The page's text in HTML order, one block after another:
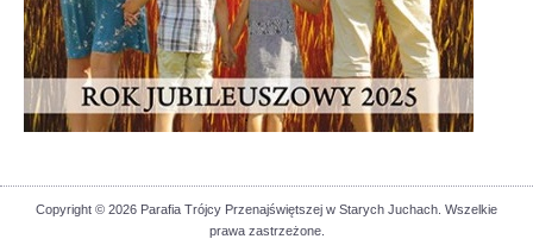
Copyright © 2026 Parafia Trójcy Przenajświętszej w Starych Juchach. Wszelkie
prawa zastrzeżone.